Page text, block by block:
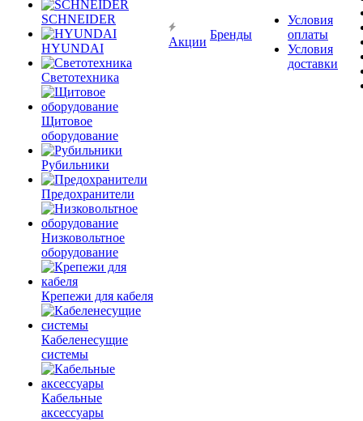
SCHNEIDER
HYUNDAI
Светотехника
Щитовое
оборудование
Рубильники
Предохранители
Низковольтное
оборудование
Крепежи для кабеля
Кабеленесущие
системы
Кабельные
аксессуары
Акции
Бренды
Условия
оплаты
Условия
доставки